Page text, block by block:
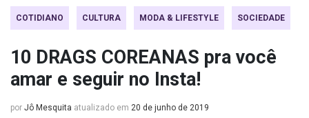
COTIDIANO CULTURA MODA & LIFESTYLE SOCIEDADE
10 DRAGS COREANAS pra você
amar e seguir no Insta!
por Jô Mesquita atualizado em 20 de junho de 2019